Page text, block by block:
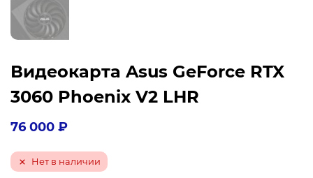
Видеокарта Asus GeForce RTX
3060 Phoenix V2 LHR
76 000 ₽
Нет в наличии